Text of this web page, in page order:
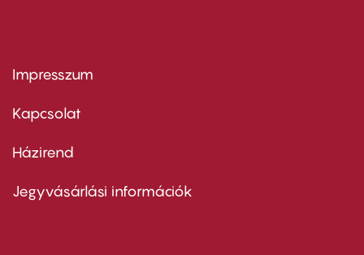
Footer
first
Impresszum
Kapcsolat
Footer
second
Házirend
Jegyvásárlási információk